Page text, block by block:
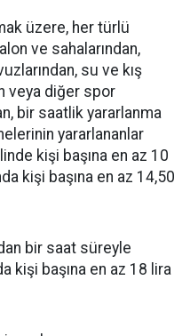
üzere, her türlü
ve sahalarından,
su ve kış
veya diğer spor
bir saatlik yararlanma
yararlananlar
kişi başına en az 10
kişi başına en az 14,50
bir saat süreyle
kişi başına en az 18 lira